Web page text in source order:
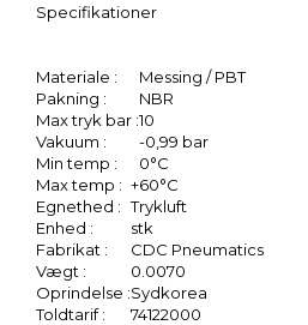
Specifikationer
Materiale :
Messing / PBT
Pakning :
NBR
Max tryk bar :10
Vakuum :
-0,99 bar
Min temp :
0°C
Max temp : +60°C
Egnethed : Trykluft
Enhed :
stk
Fabrikat :
CDC Pneumatics
Vægt :
0.0070
Oprindelse :Sydkorea
Toldtarif :
74122000